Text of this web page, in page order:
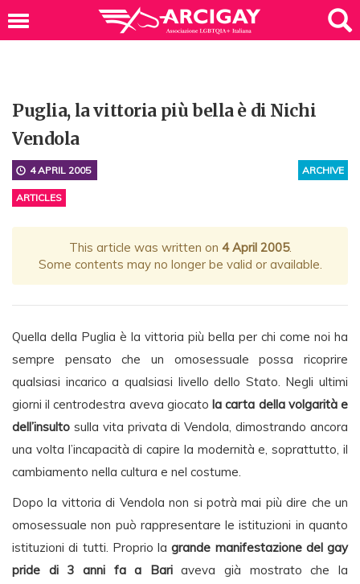
Puglia, la vittoria più bella è di Nichi
Vendola
ARCHIVE
4 APRIL 2005
ARTICLES
This article was written on 4 April 2005.
Some contents may no longer be valid or available.
Quella della Puglia è la vittoria più bella per chi come noi ha
sempre pensato che un omosessuale possa ricoprire
qualsiasi incarico a qualsiasi livello dello Stato. Negli ultimi
giorni il centrodestra aveva giocatola carta della volgarità e
dell’insulto sulla vita privata di Vendola, dimostrando ancora
una volta l’incapacità di capire la modernità e, soprattutto, il
cambiamento nella cultura e nel costume.
Dopo la vittoria di Vendola non si potrà mai più dire che un
omosessuale non può rappresentare le istituzioni in quanto
istituzioni di tutti. Proprio lagrande manifestazione del gay
pride di 3 anni fa a Bariaveva già mostrato che la